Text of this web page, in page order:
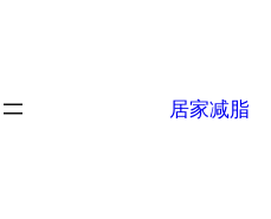
居家减脂